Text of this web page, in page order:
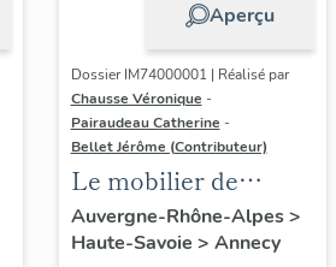
Aperçu
Dossier IM74000001 | Réalisé par
Chausse Véronique -
Pairaudeau Catherine -
Bellet Jérôme (Contributeur)
Le mobilier de
l'église paroissiale
Saint-Maurice
Auvergne-Rhône-Alpes>
Haute-Savoie > Annecy